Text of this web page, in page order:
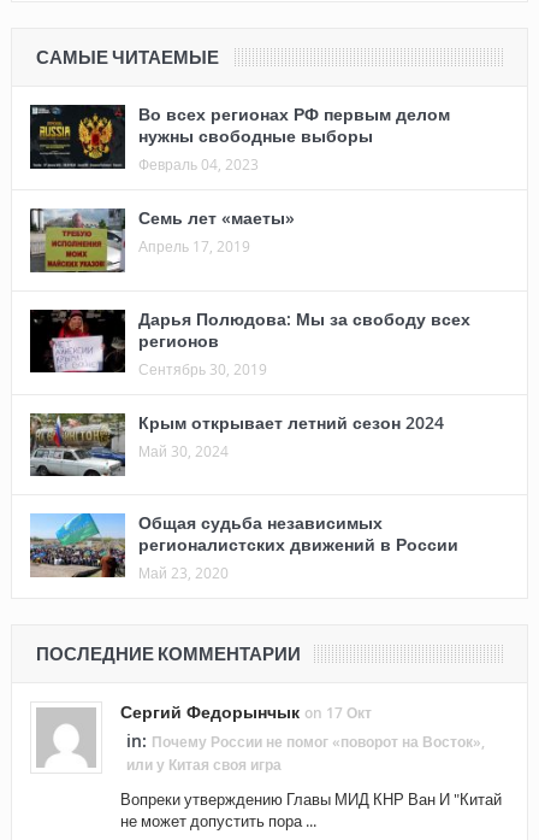
САМЫЕ ЧИТАЕМЫЕ
Во всех регионах РФ первым делом
нужны свободные выборы
Февраль 04, 2023
Семь лет «маеты»
Апрель 17, 2019
Дарья Полюдова: Мы за свободу всех
регионов
Сентябрь 30, 2019
Крым открывает летний сезон 2024
Май 30, 2024
Общая судьба независимых
регионалистских движений в России
Май 23, 2020
ПОСЛЕДНИЕ КОММЕНТАРИИ
Сергий Федорынчык on 17 Окт
in: Почему России не помог «поворот на Восток»,
или у Китая своя игра
Вопреки утверждению Главы МИД КНР Ван И "Китай
не может допустить пора ...